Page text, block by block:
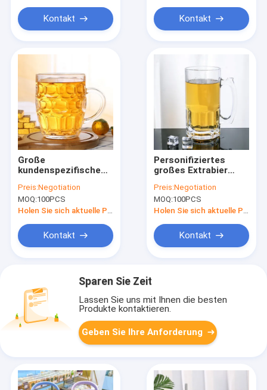
Kontakt Kontakt
Große
kundenspezifische
Dimple Stein Beer
Mugs mit Griff 20oz
Preis:Negotiation
MOQ:100PCS
Holen Sie sich aktuelle Preis
Kontakt
Personifiziertes
großes Extrabier
Handle 35 Unze
Preis:Negotiation
MOQ:100PCS
Holen Sie sich aktuelle Preis
Kontakt
Sparen Sie Zeit
Lassen Sie uns mit Ihnen die besten
Produkte kontaktieren.
Geben Sie Ihre Anforderung